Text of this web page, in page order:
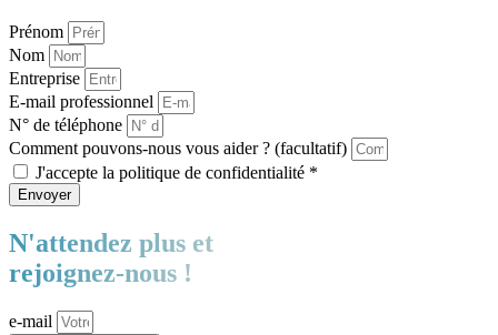
Prénom
Nom
Entreprise
E-mail professionnel
N° de téléphone
Comment pouvons-nous vous aider ? (facultatif)
J'accepte la politique de confidentialité *
Envoyer
N'attendez plus et
rejoignez-nous !
e-mail